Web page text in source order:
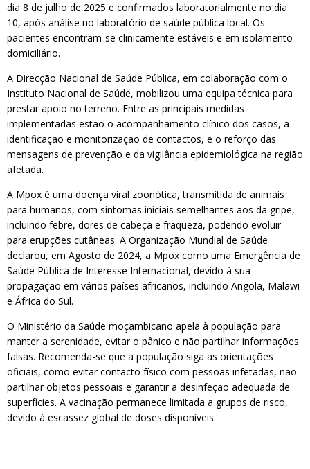
dia 8 de julho de 2025 e confirmados laboratorialmente no dia
10, após análise no laboratório de saúde pública local. Os
pacientes encontram-se clinicamente estáveis e em isolamento
domiciliário.
A Direcção Nacional de Saúde Pública, em colaboração com o
Instituto Nacional de Saúde, mobilizou uma equipa técnica para
prestar apoio no terreno. Entre as principais medidas
implementadas estão o acompanhamento clínico dos casos, a
identificação e monitorização de contactos, e o reforço das
mensagens de prevenção e da vigilância epidemiológica na região
afetada.
A Mpox é uma doença viral zoonótica, transmitida de animais
para humanos, com sintomas iniciais semelhantes aos da gripe,
incluindo febre, dores de cabeça e fraqueza, podendo evoluir
para erupções cutâneas. A Organização Mundial de Saúde
declarou, em Agosto de 2024, a Mpox como uma Emergência de
Saúde Pública de Interesse Internacional, devido à sua
propagação em vários países africanos, incluindo Angola, Malawi
e África do Sul.
O Ministério da Saúde moçambicano apela à população para
manter a serenidade, evitar o pânico e não partilhar informações
falsas. Recomenda-se que a população siga as orientações
oficiais, como evitar contacto físico com pessoas infetadas, não
partilhar objetos pessoais e garantir a desinfeção adequada de
superfícies. A vacinação permanece limitada a grupos de risco,
devido à escassez global de doses disponíveis.